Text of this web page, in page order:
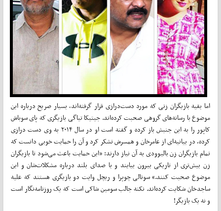
اما بقیه بازیگران زنی که مورد دست‌درازی قرار گرفته‌اند، بسیار صریح درباره این
موضوع با رسانه‌های گروهی صحبت کرده‌اند. جیتیکا تیاگی بازیگری که پای سوباش
کاپور را به این جنبش باز کرده و گفته است او در سال ۲۰۱۴ به وی دست درازی
کرده، در بیانیه‌ای از عامرخان و همسرش تشکر کرد و آن را حمایت خوبی دانست که
تمام بازیگران زن بالیوودی به آن نیاز دارند: «این حمایت باعث‌ می‌شود تا بازیگران
زن بیش‌تری از تاریکی بیرون بیایند و با صدای بلند درباره مشکلات‌شان و این
موضوع صحبت کنند.» سونالی چوپرا و ریچل وایت دو بازیگری هستند که علیه
ساجدخان شکایت کرده‌اند. نکته جالب سومین شاکی است که یک روزنامه‌نگار است
و نه یک بازیگر!